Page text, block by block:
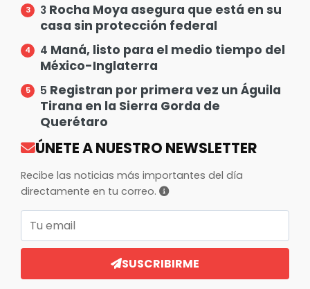
3 Rocha Moya asegura que está en su
casa sin protección federal
4 Maná, listo para el medio tiempo del
México-Inglaterra
5 Registran por primera vez un Águila
Tirana en la Sierra Gorda de
Querétaro
ÚNETE A NUESTRO NEWSLETTER
Recibe las noticias más importantes del día
directamente en tu correo.
Correo electrónico
SUSCRIBIRME